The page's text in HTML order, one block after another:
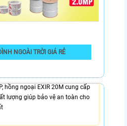
NGOÀI TRỜI GIÁ RẺ
chính xác, camera với cảm
hồng ngoại EXIR 20M cung cấp
lượng giúp bảo vệ an toàn cho